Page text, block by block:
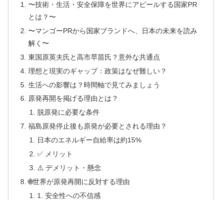
〜技術・生活・安全保障を世界にアピールする国家PR
とは？〜
〜マンゴーPRから国家ブランドへ、日本の未来を読み
解く〜
東国原英夫氏と高市早苗氏？意外な共通点
理想と現実のギャップ：政策はなぜ難しい？
生活への影響は？時間軸で見てみましょう
原発再開を掲げる理由とは？
脱原発に必要な条件
福島原発停止後も原発が必要とされる理由？
日本のエネルギー自給率は約15%
✅ メリット
⚠️ デメリット・懸念
🌐世界が原発再開に反対する理由
1. 安全性への不信感